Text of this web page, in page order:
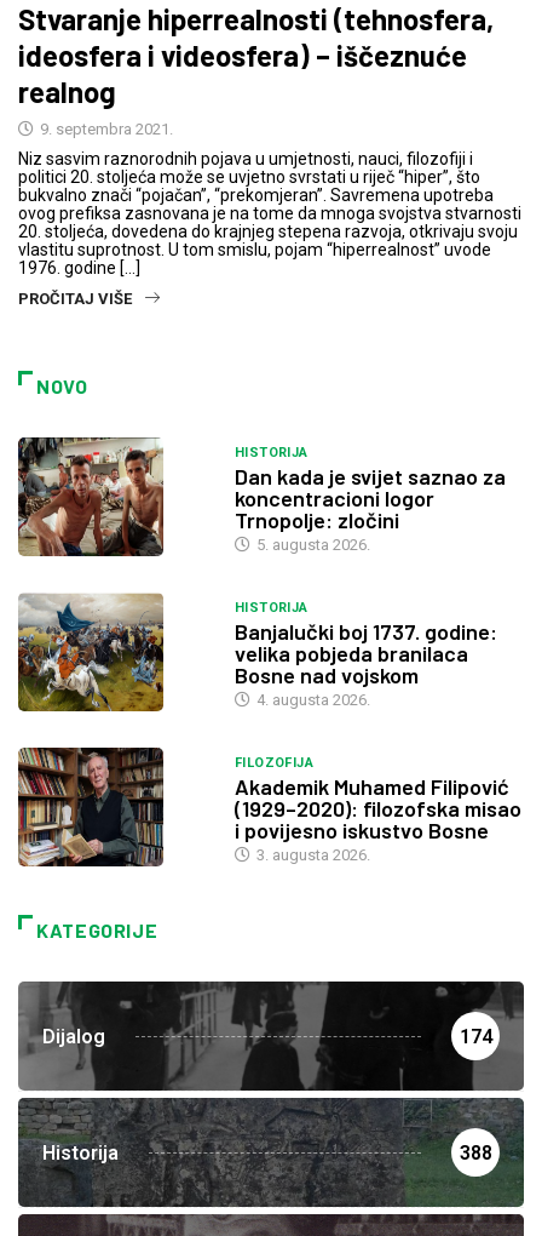
Stvaranje hiperrealnosti (tehnosfera,
ideosfera i videosfera) – iščeznuće
realnog
9. septembra 2021.
Niz sasvim raznorodnih pojava u umjetnosti, nauci, filozofiji i
politici 20. stoljeća može se uvjetno svrstati u riječ “hiper”, što
bukvalno znači “pojačan”, “prekomjeran”. Savremena upotreba
ovog prefiksa zasnovana je na tome da mnoga svojstva stvarnosti
20. stoljeća, dovedena do krajnjeg stepena razvoja, otkrivaju svoju
vlastitu suprotnost. U tom smislu, pojam “hiperrealnost” uvode
1976. godine […]
PROČITAJ VIŠE
NOVO
HISTORIJA
Dan kada je svijet saznao za
koncentracioni logor
Trnopolje: zločini
5. augusta 2026.
HISTORIJA
Banjalučki boj 1737. godine:
velika pobjeda branilaca
Bosne nad vojskom
4. augusta 2026.
FILOZOFIJA
Akademik Muhamed Filipović
(1929–2020): filozofska misao
i povijesno iskustvo Bosne
3. augusta 2026.
KATEGORIJE
Dijalog 174
Historija 388